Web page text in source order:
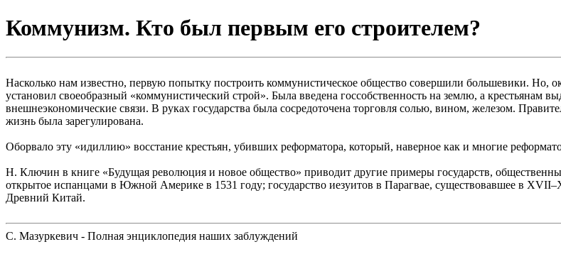
Коммунизм. Кто был первым его строителем?
Насколько нам известно, первую попытку построить коммунистическое общество совершили большевики.
установил своеобразный «коммунистический строй». Была введена госсобственность на землю, а крестьянам
внешнеэкономические связи. В руках государства была сосредоточена торговля солью, вином, железом.
жизнь была зарегулирована.
Оборвало эту «идиллию» восстание крестьян, убивших реформатора, который, наверное как и многие
Н. Ключин в книге «Будущая революция и новое общество» приводит другие примеры государств,
открытое испанцами в Южной Америке в 1531 году; государство иезуитов в Парагвае, существовавшее в
Древний Китай.
С. Мазуркевич - Полная энциклопедия наших заблуждений